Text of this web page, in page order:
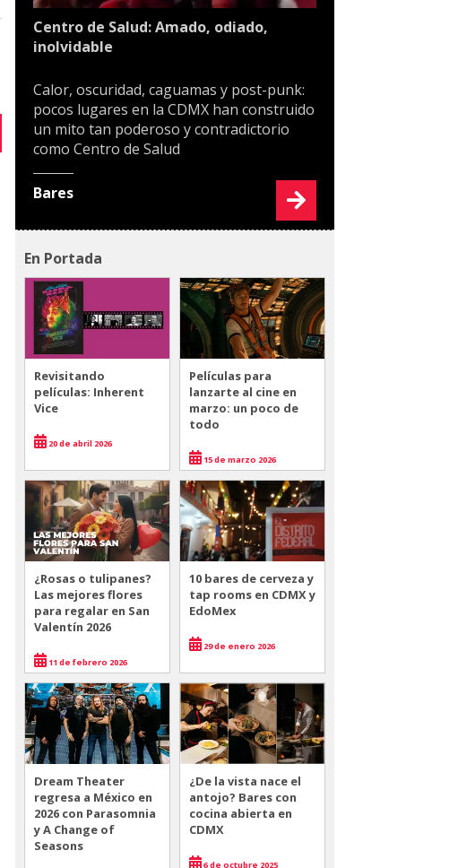
Centro de Salud: Amado, odiado,
inolvidable
Calor, oscuridad, caguamas y post-punk:
pocos lugares en la CDMX han construido
un mito tan poderoso y contradictorio
como Centro de Salud
Bares
En Portada
Revisitando
películas: Inherent
Vice
20 de abril 2026
Películas para
lanzarte al cine en
marzo: un poco de
todo
15 de marzo 2026
¿Rosas o tulipanes?
Las mejores flores
para regalar en San
Valentín 2026
11 de febrero 2026
10 bares de cerveza y
tap rooms en CDMX y
EdoMex
29 de enero 2026
Dream Theater
regresa a México en
2026 con Parasomnia
y A Change of
Seasons
¿De la vista nace el
antojo? Bares con
cocina abierta en
CDMX
6 de octubre 2025